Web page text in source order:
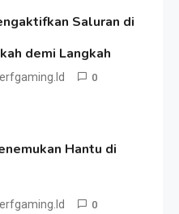
Saluran di
demi Langkah
0
Hantu di
0